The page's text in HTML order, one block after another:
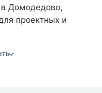
Домодедово,
проектных и